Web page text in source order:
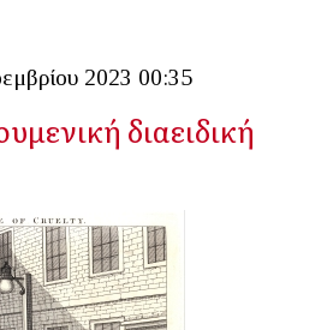
2023 00:35
διαειδική